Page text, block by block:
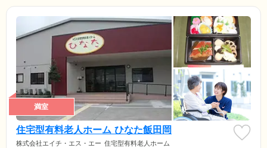
満室
住宅型有料老人ホーム ひなた飯田岡
株式会社エイチ・エス・エー 住宅型有料老人ホーム